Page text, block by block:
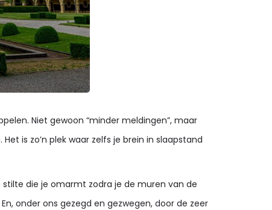
Niet gewoon “minder meldingen”, maar
is zo’n plek waar zelfs je brein in slaapstand
stilte die je omarmt zodra je de muren van de
onder ons gezegd en gezwegen, door de zeer